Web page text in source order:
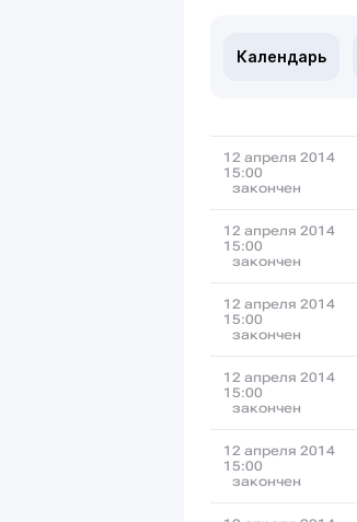
Календарь
12 апреля 2014
15:00
закончен
12 апреля 2014
15:00
закончен
12 апреля 2014
15:00
закончен
12 апреля 2014
15:00
закончен
12 апреля 2014
15:00
закончен